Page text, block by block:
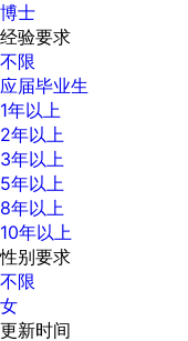
博士
经验要求
不限
应届毕业生
1年以上
2年以上
3年以上
5年以上
8年以上
10年以上
性别要求
不限
女
更新时间